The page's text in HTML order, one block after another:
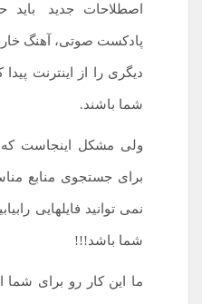
اصطلاحات جدید باید
پادکست صوتی، آهنگ
دیگری را از اینترنت
شما باشند.
نمی توانید فایلهایی
شما باشد!!!
ما این کار رو برای شما